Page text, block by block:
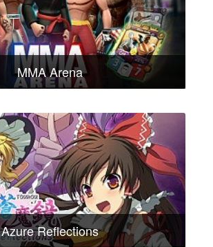
MMA Arena
Azure Reflections